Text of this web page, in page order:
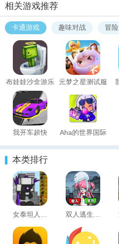
相关游戏推荐
卡通游戏 趣味对战 冒险
布娃娃沙盒游乐
元梦之星测试服
我开车超快
Aha的世界国际
服(Aha World)
本类排行